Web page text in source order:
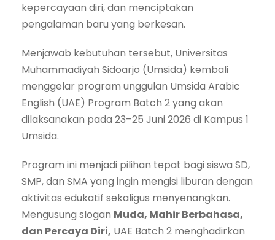
kepercayaan diri, dan menciptakan
pengalaman baru yang berkesan.
Menjawab kebutuhan tersebut, Universitas
Muhammadiyah Sidoarjo (Umsida) kembali
menggelar program unggulan Umsida Arabic
English (UAE) Program Batch 2 yang akan
dilaksanakan pada 23–25 Juni 2026 di Kampus 1
Umsida.
Program ini menjadi pilihan tepat bagi siswa SD,
SMP, dan SMA yang ingin mengisi liburan dengan
aktivitas edukatif sekaligus menyenangkan.
Mengusung slogan Muda, Mahir Berbahasa,
dan Percaya Diri, UAE Batch 2 menghadirkan